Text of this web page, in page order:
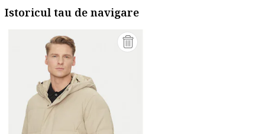
Istoricul tau de navigare